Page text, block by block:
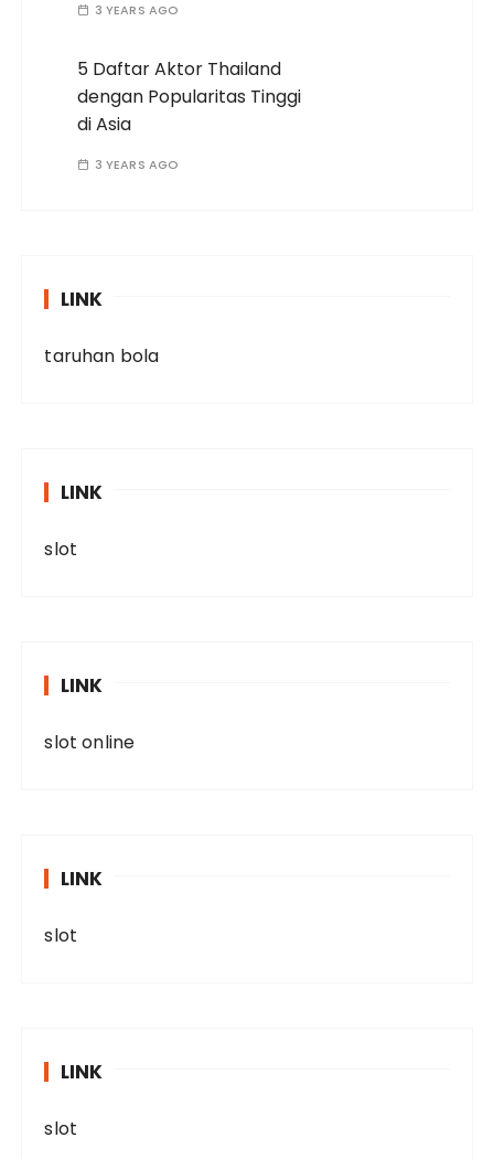
3 YEARS AGO
5 Daftar Aktor Thailand
dengan Popularitas Tinggi
di Asia
3 YEARS AGO
LINK
taruhan bola
LINK
slot
LINK
slot online
LINK
slot
LINK
slot